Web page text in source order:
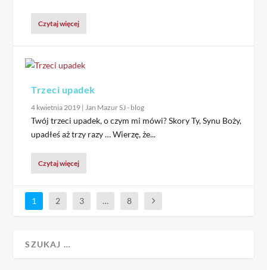
Czytaj więcej
Trzeci upadek
4 kwietnia 2019 |Jan Mazur SJ - blog
Twój trzeci upadek, o czym mi mówi? Skory Ty, Synu Boży,
upadłeś aż trzy razy … Wierzę, że...
Czytaj więcej
1 2 3 … 8